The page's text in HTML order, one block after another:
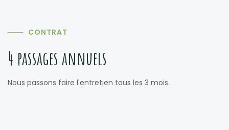
CONTRAT
4 passages annuels
Nous passons faire l'entretien tous les 3 mois.